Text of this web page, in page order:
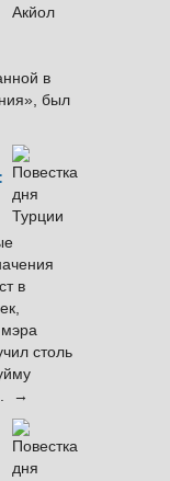
в
был
в
столь
→